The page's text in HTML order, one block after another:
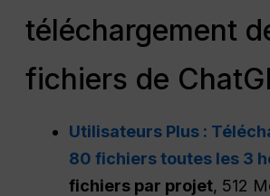
téléchargement
fichiers de
Utilisateurs Plus :
80 fichiers toutes les 3
fichiers par projet, 512